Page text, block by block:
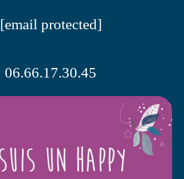
[email protected]
06.66.17.30.45